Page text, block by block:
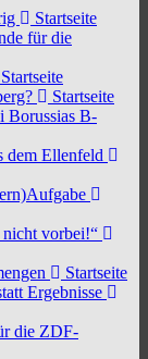
Startseite
für die
Startseite
Startseite
Borussias B-
dem Ellenfeld
nicht vorbei!“
Startseite
Ergebnisse
die ZDF-